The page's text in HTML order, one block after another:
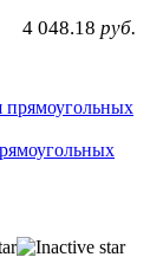
4 048.18 руб.